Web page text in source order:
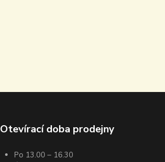
Otevírací doba prodejny
Po 13.00 – 16.30